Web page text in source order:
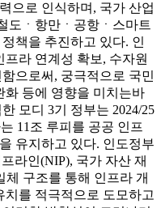
으로 인식하며, 국가 산업
도ㆍ항만ㆍ공항ㆍ스마트
책을 추진하고 있다. 인
라 연계성 확보, 수자원
으로써, 궁극적으로 국민
화 등에 영향을 미치는바
모디 3기 정부는 2024/25
11조 루피를 공공 인프
유지하고 있다. 인도정부
라인(NIP), 국가 자산 재
구조를 통해 인프라 개
를 적극적으로 도모하고